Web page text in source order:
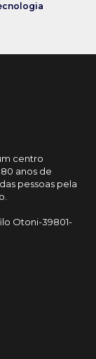
centro
anos de
pessoas pela
Otoni-39801-